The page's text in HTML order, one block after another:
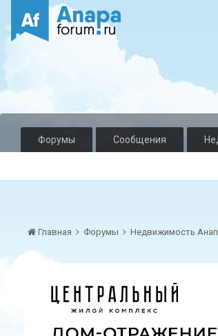
Форумы Сообщения
Главная Форумы Недвижимость